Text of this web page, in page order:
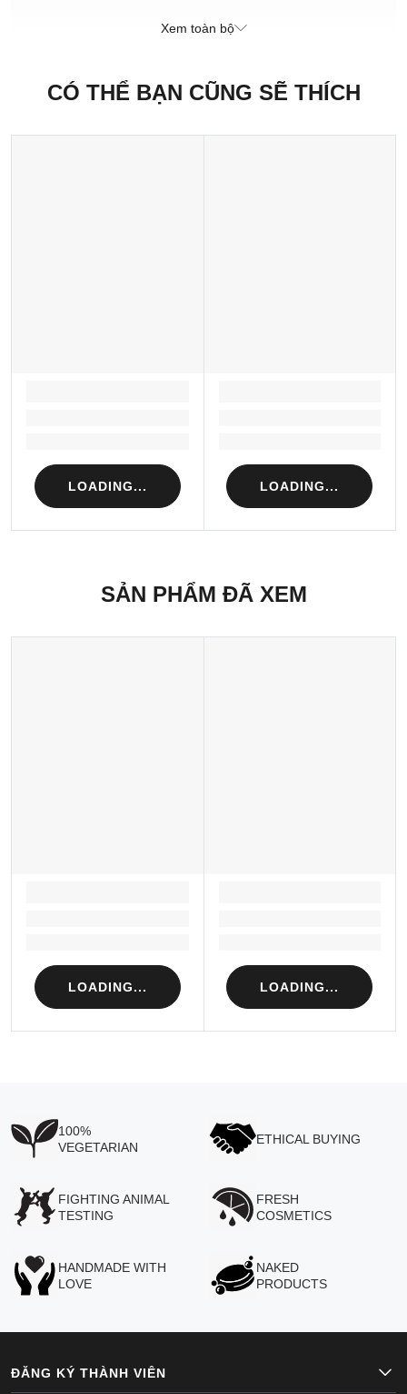
CÔNG TY CỔ PHẦN MAISON RETAIL MANAGEMENT
189-197 Dương Bá Trạc, Phường Chánh Hưng, Thành phố Hồ Chí
Minh, Việt Nam
Xem toàn bộ
CÓ THỂ BẠN CŨNG SẼ THÍCH
LOADING... LOADING...
SẢN PHẨM ĐÃ XEM
LOADING... LOADING...
100%
VEGETARIAN
ETHICAL BUYING
FIGHTING ANIMAL
TESTING
FRESH
COSMETICS
HANDMADE WITH
LOVE
NAKED
PRODUCTS
ĐĂNG KÝ THÀNH VIÊN